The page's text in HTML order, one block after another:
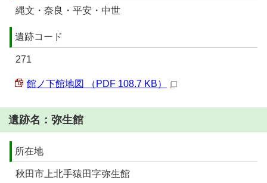
縄文・奈良・平安・中世
遺跡コード
271
館ノ下館地図 （PDF 108.7 KB）
遺跡名：弥生館
所在地
秋田市上北手猿田字弥生館